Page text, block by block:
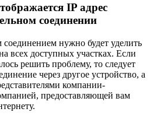
IP адрес
соединении
нужно будет уделить
всех доступных участках. Если
решить проблему, то следует
через другое устройство, а
компании-
предоставляющей вам